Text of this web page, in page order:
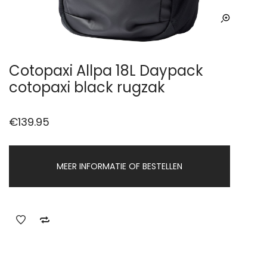
Cotopaxi Allpa 18L Daypack
cotopaxi black rugzak
€139.95
MEER INFORMATIE OF BESTELLEN